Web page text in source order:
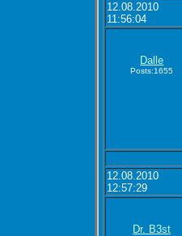
12.08.2010
11:56:04
Dalle
Posts:1655
12.08.2010
12:57:29
Dr. B3st